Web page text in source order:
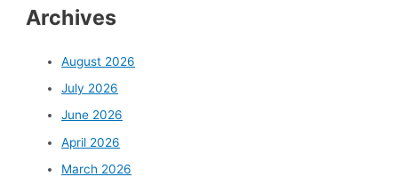
Archives
August 2026
July 2026
June 2026
April 2026
March 2026